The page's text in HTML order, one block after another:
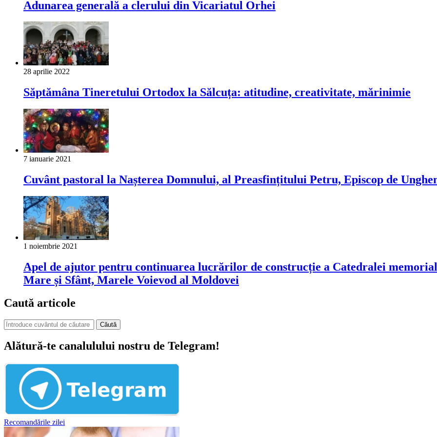
Adunarea generală a clerului din Vicariatul Orhei
28 aprilie 2022
Săptămâna Tineretului Ortodox la Sălcuța: atitudine, creativitate, mărinimie
7 ianuarie 2021
Cuvânt pastoral la Nașterea Domnului, al Preasfințitului Petru, Episcop de
1 noiembrie 2021
Apel de ajutor pentru continuarea lucrărilor de construcție a Catedralei
Mare și Sfânt, Marele Voievod al Moldovei
Caută articole
Căută
Alătură-te canalulului nostru de Telegram!
Recomandările zilei